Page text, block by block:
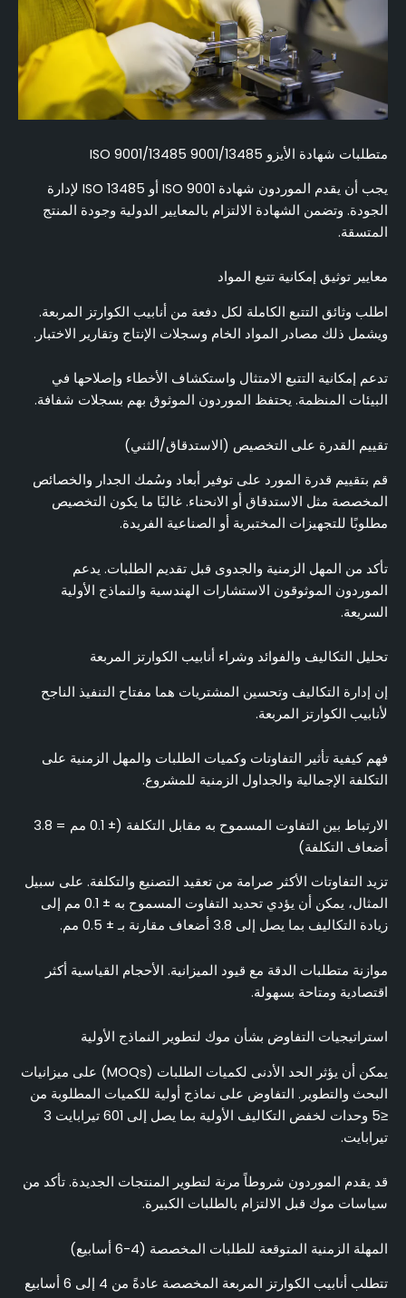
متطلبات شهادة الأيزو 9001/13485 ISO 9001/13485
يجب أن يقدم الموردون شهادة ISO 9001 أو ISO 13485 لإدارة
الجودة. وتضمن الشهادة الالتزام بالمعايير الدولية وجودة المنتج
المتسقة.
معايير توثيق إمكانية تتبع المواد
اطلب وثائق التتبع الكاملة لكل دفعة من أنابيب الكوارتز المربعة.
ويشمل ذلك مصادر المواد الخام وسجلات الإنتاج وتقارير الاختبار.
تدعم إمكانية التتبع الامتثال واستكشاف الأخطاء وإصلاحها في
البيئات المنظمة. يحتفظ الموردون الموثوق بهم بسجلات شفافة.
تقييم القدرة على التخصيص (الاستدقاق/الثني)
قم بتقييم قدرة المورد على توفير أبعاد وسُمك الجدار والخصائص
المخصصة مثل الاستدقاق أو الانحناء. غالبًا ما يكون التخصيص
مطلوبًا للتجهيزات المختبرية أو الصناعية الفريدة.
تأكد من المهل الزمنية والجدوى قبل تقديم الطلبات. يدعم
الموردون الموثوقون الاستشارات الهندسية والنماذج الأولية
السريعة.
تحليل التكاليف والفوائد وشراء أنابيب الكوارتز المربعة
إن إدارة التكاليف وتحسين المشتريات هما مفتاح التنفيذ الناجح
لأنابيب الكوارتز المربعة.
فهم كيفية تأثير التفاوتات وكميات الطلبات والمهل الزمنية على
التكلفة الإجمالية والجداول الزمنية للمشروع.
الارتباط بين التفاوت المسموح به مقابل التكلفة (± 0.1 مم = 3.8
أضعاف التكلفة)
تزيد التفاوتات الأكثر صرامة من تعقيد التصنيع والتكلفة. على سبيل
المثال، يمكن أن يؤدي تحديد التفاوت المسموح به ± 0.1 مم إلى
زيادة التكاليف بما يصل إلى 3.8 أضعاف مقارنة بـ ± 0.5 مم.
موازنة متطلبات الدقة مع قيود الميزانية. الأحجام القياسية أكثر
اقتصادية ومتاحة بسهولة.
استراتيجيات التفاوض بشأن موك لتطوير النماذج الأولية
يمكن أن يؤثر الحد الأدنى لكميات الطلبات (MOQs) على ميزانيات
البحث والتطوير. التفاوض على نماذج أولية للكميات المطلوبة من
≤5 وحدات لخفض التكاليف الأولية بما يصل إلى 601 تيرابايت 3
تيرابايت.
قد يقدم الموردون شروطاً مرنة لتطوير المنتجات الجديدة. تأكد من
سياسات موك قبل الالتزام بالطلبات الكبيرة.
المهلة الزمنية المتوقعة للطلبات المخصصة (4-6 أسابيع)
تتطلب أنابيب الكوارتز المربعة المخصصة عادةً من 4 إلى 6 أسابيع